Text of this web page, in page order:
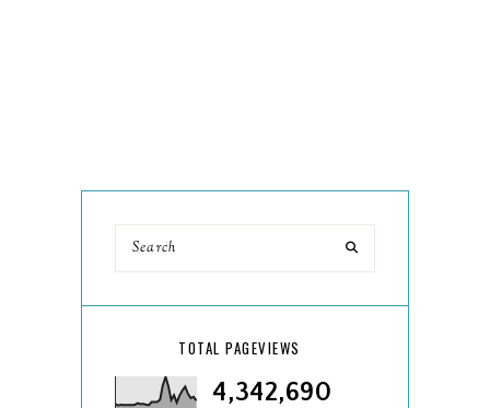
TOTAL PAGEVIEWS
4,342,690